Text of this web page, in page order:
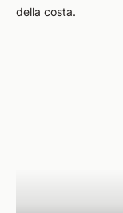
della costa.